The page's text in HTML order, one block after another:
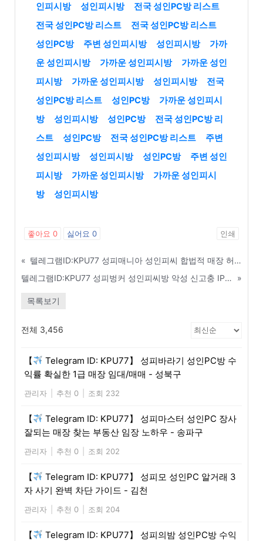
인피시방
성인피시방
전국 성인PC방 리스트
전국 성인PC방 리스트
전국 성인PC방 리스트
성인PC방
주변 성인피시방 성인피시방
가까
운 성인피시방
가까운 성인피시방
가까운 성인
피시방
가까운 성인피시방 성인피시방
전국
성인PC방 리스트
성인PC방
가까운 성인피시
방
성인피시방 성인PC방
전국 성인PC방 리
스트
성인PC방 전국 성인PC방 리스트
주변
성인피시방
성인피시방 성인PC방
주변 성인
피시방
가까운 성인피시방
가까운 성인피시
방
성인피시방
좋아요 0 싫어요 0 인쇄
«
텔레그램ID:KPU77 성피매니아 성인피씨 합법적 매장 허가 및 안전 창업 가이드 - 용산구
텔레그램ID:KPU77 성피벙커 성인피씨방 악성 신고충 IP 및 신상 정보 공유방 - 진주
»
목록보기
전체 3,456
【
Telegram ID: KPU77】 성피바라기 성인PC방 수
익률 확실한 1급 매장 임대/매매 - 성북구
관리자 추천 0 조회 232
【
Telegram ID: KPU77】 성피마스터 성인PC 장사
잘되는 매장 찾는 부동산 임장 노하우 - 송파구
관리자 추천 0 조회 202
【
Telegram ID: KPU77】 성피모 성인PC 알거래 3
자 사기 완벽 차단 가이드 - 김천
관리자 추천 0 조회 204
【
Telegram ID: KPU77】 성피의밤 성인PC방 수익